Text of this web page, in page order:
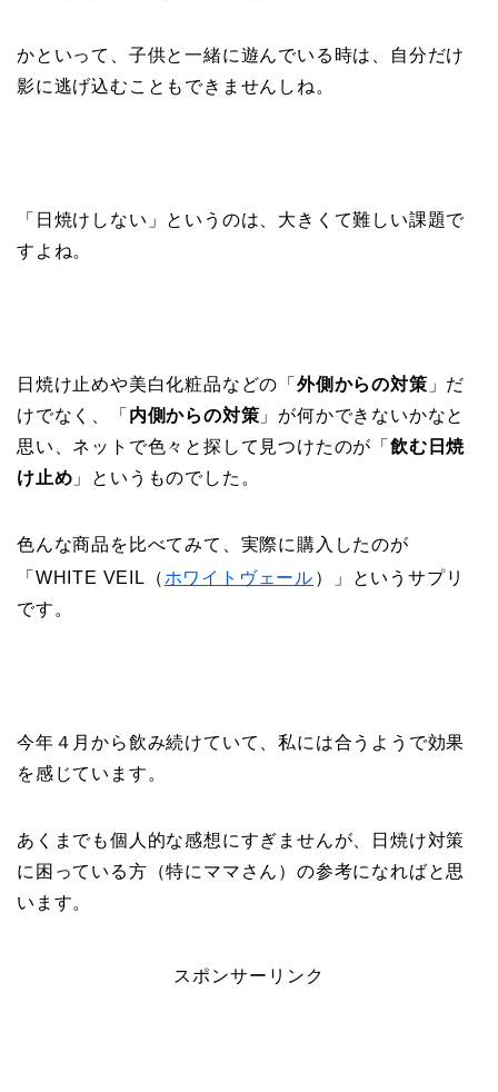
かといって、子供と一緒に遊んでいる時は、自分だけ
影に逃げ込むこともできませんしね。
「日焼けしない」というのは、大きくて難しい課題で
すよね。
日焼け止めや美白化粧品などの「 外側からの対策 」だ
けでなく、「 内側からの対策 」が何かできないかなと
思い、ネットで色々と探して見つけたのが「飲む日焼
け止め 」というものでした。
色んな商品を比べてみて、実際に購入したのが
「WHITE VEIL（ ホワイトヴェール ）」というサプリ
です。
今年４月から飲み続けていて、私には合うようで効果
を感じています。
あくまでも個人的な感想にすぎませんが、日焼け対策
に困っている方（特にママさん）の参考になればと思
います。
スポンサーリンク